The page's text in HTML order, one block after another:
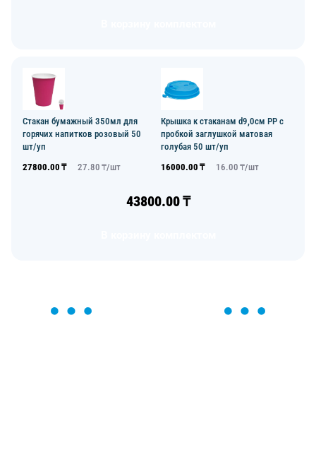
Стакан бумажный 350мл для
горячих напитков розовый 50
шт/уп
27800.00 ₸ 27.80 ₸/шт
Крышка к стаканам d9,0см PP с
пробкой заглушкой матовая
голубая 50 шт/уп
16000.00 ₸ 16.00 ₸/шт
43800.00₸